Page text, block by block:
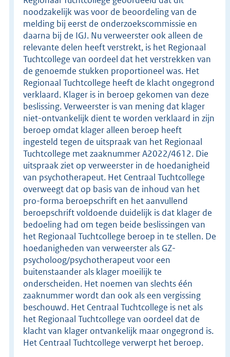
noodzakelijk was voor de beoordeling van de
melding bij eerst de onderzoekscommissie en
daarna bij de IGJ. Nu verweerster ook alleen de
relevante delen heeft verstrekt, is het Regionaal
Tuchtcollege van oordeel dat het verstrekken van
de genoemde stukken proportioneel was. Het
Regionaal Tuchtcollege heeft de klacht ongegrond
verklaard. Klager is in beroep gekomen van deze
beslissing. Verweerster is van mening dat klager
niet-ontvankelijk dient te worden verklaard in zijn
beroep omdat klager alleen beroep heeft
ingesteld tegen de uitspraak van het Regionaal
Tuchtcollege met zaaknummer A2022/4612. Die
uitspraak ziet op verweerster in de hoedanigheid
van psychotherapeut. Het Centraal Tuchtcollege
overweegt dat op basis van de inhoud van het
pro-forma beroepschrift en het aanvullend
beroepschrift voldoende duidelijk is dat klager de
bedoeling had om tegen beide beslissingen van
het Regionaal Tuchtcollege beroep in te stellen. De
hoedanigheden van verweerster als GZ-
psycholoog/psychotherapeut voor een
buitenstaander als klager moeilijk te
onderscheiden. Het noemen van slechts één
zaaknummer wordt dan ook als een vergissing
beschouwd. Het Centraal Tuchtcollege is net als
het Regionaal Tuchtcollege van oordeel dat de
klacht van klager ontvankelijk maar ongegrond is.
Het Centraal Tuchtcollege verwerpt het beroep.